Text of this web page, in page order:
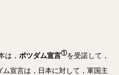
は， ポツダム宣言①を受諾して，
宣言は，日本に対して，軍国主